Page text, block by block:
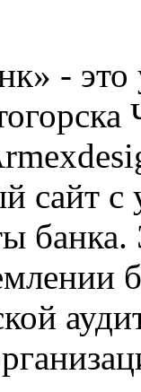
-
сайт
банка.